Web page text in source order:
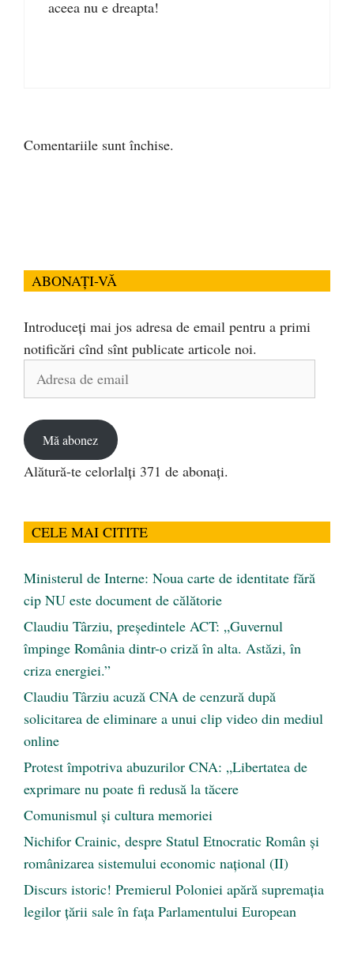
aceea nu e dreapta!
Comentariile sunt închise.
ABONAȚI-VĂ
Introduceți mai jos adresa de email pentru a primi
notificări cînd sînt publicate articole noi.
Adresa
Mă abonez
Alătură-te celorlalți 371 de abonați.
CELE MAI CITITE
Ministerul de Interne: Noua carte de identitate fără
cip NU este document de călătorie
Claudiu Târziu, președintele ACT: „Guvernul
împinge România dintr-o criză în alta. Astăzi, în
criza energiei.”
Claudiu Târziu acuză CNA de cenzură după
solicitarea de eliminare a unui clip video din mediul
online
Protest împotriva abuzurilor CNA: „Libertatea de
exprimare nu poate fi redusă la tăcere
Comunismul şi cultura memoriei
Nichifor Crainic, despre Statul Etnocratic Român şi
românizarea sistemului economic naţional (II)
Discurs istoric! Premierul Poloniei apără supremația
legilor țării sale în fața Parlamentului European